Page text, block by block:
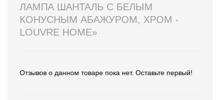
ЛАМПА ШАНТАЛЬ С БЕЛЫМ
КОНУСНЫМ АБАЖУРОМ, ХРОМ -
LOUVRE HOME»
Отзывов о данном товаре пока нет. Оставьте первый!